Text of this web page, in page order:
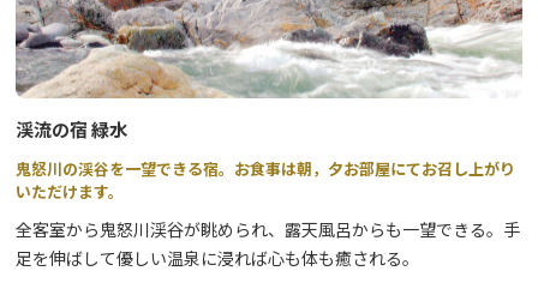
渓流の宿 緑水
鬼怒川の渓谷を一望できる宿。お食事は朝，夕お部屋にてお召し上がり
いただけます。
全客室から鬼怒川渓谷が眺められ、露天風呂からも一望できる。手
足を伸ばして優しい温泉に浸れば心も体も癒される。